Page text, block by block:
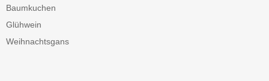
Baumkuchen
Glühwein
Weihnachtsgans